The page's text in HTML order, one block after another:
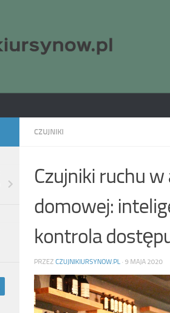
CZUJNIKI
Czujniki ruchu
domowej:
kontrola
PRZEZ CZUJNIKIURSYNOW.PL · 9 MAJA 2020